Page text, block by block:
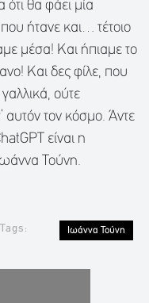
ότι θα φάει μία
ήτανε και… τέτοιο
μέσα! Και ήπιαμε το
Και δες φίλε, που
ούτε
αυτόν τον κόσμο. Άντε
είναι η
Τούνη.
Tags: Ιωάννα Τούνη